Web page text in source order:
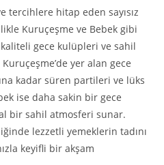
tercihlere hitap eden sayısız
Kuruçeşme ve Bebek gibi
gece kulüpleri ve sahil
yer alan gece
kadar süren partileri ve lüks
ise daha sakin bir gece
bir sahil atmosferi sunar.
lezzetli yemeklerin tadını
keyifli bir akşam